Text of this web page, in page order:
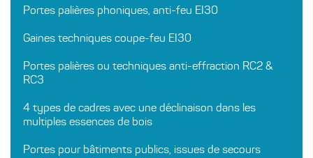
Portes palières phoniques, anti-feu EI30
Gaines techniques coupe-feu EI30
Portes palières ou techniques anti-effraction RC2 &
RC3
4 types de cadres avec une déclinaison dans les
multiples essences de bois
Portes pour bâtiments publics, issues de secours